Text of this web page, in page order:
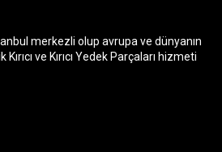
merkezli olup avrupa ve dünyanın
ve Kırıcı Yedek Parçaları hizmeti